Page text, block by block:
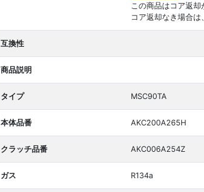
この商品はコア返却
コア返却なき場合
互換性
商品説明
タイプ MSC90TA
本体品番 AKC200A265H
クラッチ品番 AKC006A254Z
ガス R134a